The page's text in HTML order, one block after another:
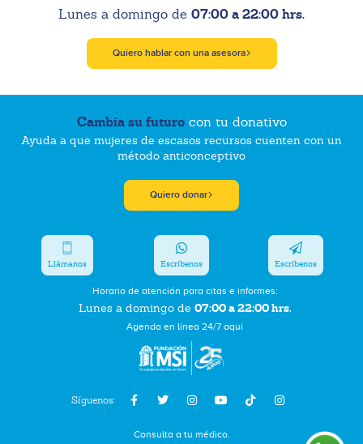
Lunes a domingo de 07:00 a 22:00 hrs.
Quiero hablar con una asesora
Cambia su futurocon tu donativo
Ayuda a que mujeres de escasos recursos cuenten con un
método anticonceptivo
Quiero donar
Síguenos:
Horario de atención para citas e informes:
Lunes a domingo de 07:00 a 22:00 hrs.
Agenda en línea 24/7 aquí
Llámanos Escríbenos Escríbenos
Consulta a tu médico.